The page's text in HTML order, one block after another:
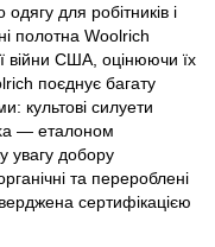
для робітників і
полотна Woolrich
війни США, оцінюючи їх
поєднує багату
культові силуети
— еталоном
увагу добору
та перероблені
сертифікацією